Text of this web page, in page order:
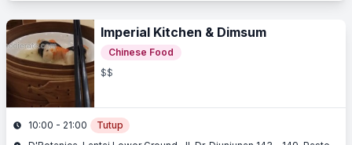
Imperial Kitchen & Dimsum
Chinese Food
$$
10:00 - 21:00
Tutup